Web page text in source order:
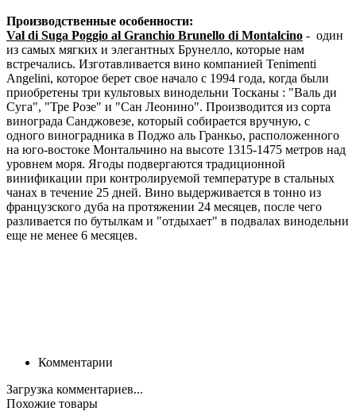
Производственные особенности:
Val di Suga Poggio al Granchio Brunello di Montalcino - один
из самых мягких и элегантных Брунелло, которые нам
встречались. Изготавливается вино компанией Tenimenti
Angelini, которое берет свое начало с 1994 года, когда были
приобретены три культовых винодельни Тосканы : "Валь ди
Суга", "Тре Розе" и "Сан Леонино". Производится из сорта
винограда Санджовезе, который собирается вручную, с
одного виноградника в Поджо аль Гранкьо, расположенного
на юго-востоке Монтальчино на высоте 1315-1475 метров над
уровнем моря. Ягоды подвергаются традиционной
винификации при контролируемой температуре в стальных
чанах в течение 25 дней. Вино выдерживается в тонно из
французского дуба на протяжении 24 месяцев, после чего
разливается по бутылкам и "отдыхает" в подвалах винодельни
еще не менее 6 месяцев.
Комментарии
Загрузка комментариев...
Похожие товары